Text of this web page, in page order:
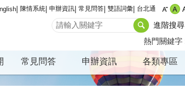
陳情系統 申辦資訊 常見問答 雙語詞彙 台北通
進階搜尋
熱門關鍵字
常見問答 申辦資訊 各類專區